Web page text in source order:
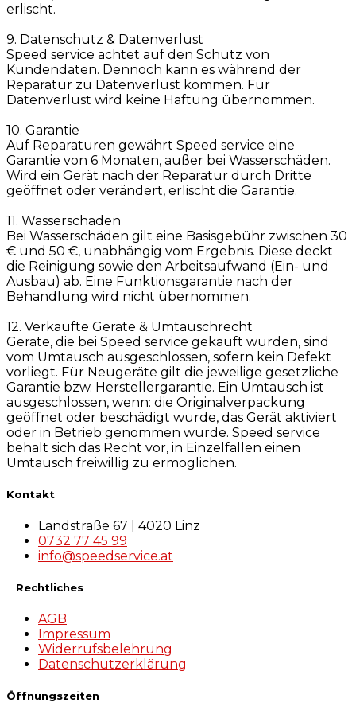
erlischt.
9. Datenschutz & Datenverlust
Speed service achtet auf den Schutz von
Kundendaten. Dennoch kann es während der
Reparatur zu Datenverlust kommen. Für
Datenverlust wird keine Haftung übernommen.
10. Garantie
Auf Reparaturen gewährt Speed service eine
Garantie von 6 Monaten, außer bei Wasserschäden.
Wird ein Gerät nach der Reparatur durch Dritte
geöffnet oder verändert, erlischt die Garantie.
11. Wasserschäden
Bei Wasserschäden gilt eine Basisgebühr zwischen 30
€ und 50 €, unabhängig vom Ergebnis. Diese deckt
die Reinigung sowie den Arbeitsaufwand (Ein- und
Ausbau) ab. Eine Funktionsgarantie nach der
Behandlung wird nicht übernommen.
12. Verkaufte Geräte & Umtauschrecht
Geräte, die bei Speed service gekauft wurden, sind
vom Umtausch ausgeschlossen, sofern kein Defekt
vorliegt. Für Neugeräte gilt die jeweilige gesetzliche
Garantie bzw. Herstellergarantie. Ein Umtausch ist
ausgeschlossen, wenn: die Originalverpackung
geöffnet oder beschädigt wurde, das Gerät aktiviert
oder in Betrieb genommen wurde. Speed service
behält sich das Recht vor, in Einzelfällen einen
Umtausch freiwillig zu ermöglichen.
Kontakt
Landstraße 67 | 4020 Linz
0732 77 45 99
info@speedservice.at
Rechtliches
AGB
Impressum
Widerrufsbelehrung
Datenschutzerklärung
Öffnungszeiten